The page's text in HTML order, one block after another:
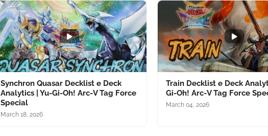
Synchron Quasar Decklist e Deck
Analytics | Yu-Gi-Oh! Arc-V Tag Force
Special
March 18, 2026
Train Decklist e Deck
Gi-Oh! Arc-V Tag Force
March 04, 2026